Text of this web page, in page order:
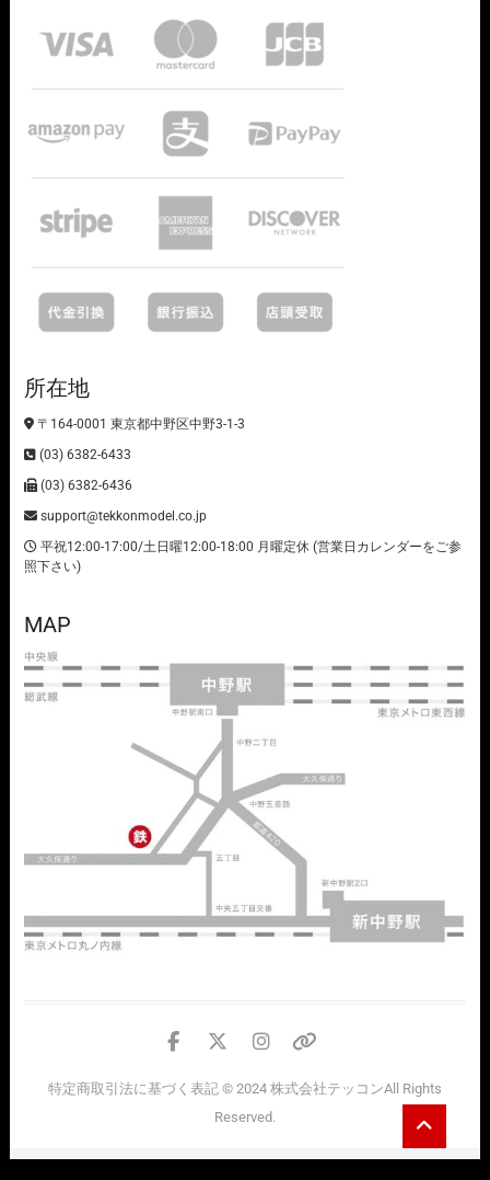
所在地
〒164-0001 東京都中野区中野3-1-3
(03) 6382-6433
(03) 6382-6436
support@tekkonmodel.co.jp
平祝12:00-17:00/土日曜12:00-18:00 月曜定休 (営業日カレンダーをご参
照下さい)
MAP
facebook
twitter
instagram
情
の
特定商取引法に基づく表記© 2024 株式会社テッコンAll Rights
Reserved.
to